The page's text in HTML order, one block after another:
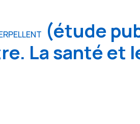
(étude
La santé et